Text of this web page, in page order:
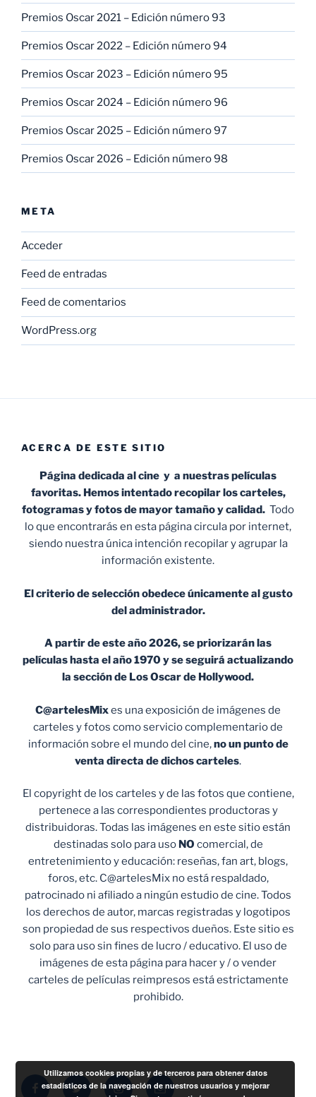
Premios Oscar 2021 – Edición número 93
Premios Oscar 2022 – Edición número 94
Premios Oscar 2023 – Edición número 95
Premios Oscar 2024 – Edición número 96
Premios Oscar 2025 – Edición número 97
Premios Oscar 2026 – Edición número 98
META
Acceder
Feed de entradas
Feed de comentarios
WordPress.org
ACERCA DE ESTE SITIO
Página dedicada al cine y a nuestras películas
favoritas. Hemos intentado recopilar los carteles,
fotogramas y fotos de mayor tamaño y calidad. Todo
lo que encontrarás en esta página circula por internet,
siendo nuestra única intención recopilar y agrupar la
información existente.
El criterio de selección obedece únicamente al gusto
del administrador.
A partir de este año 2026, se priorizarán las
películas hasta el año 1970 y se seguirá actualizando
la sección de Los Oscar de Hollywood.
C@artelesMixes una exposición de imágenes de
carteles y fotos como servicio complementario de
información sobre el mundo del cine,no un punto de
venta directa de dichos carteles.
El copyright de los carteles y de las fotos que contiene,
pertenece a las correspondientes productoras y
distribuidoras. Todas las imágenes en este sitio están
destinadas solo para uso NO comercial, de
entretenimiento y educación: reseñas, fan art, blogs,
foros, etc. C@artelesMix no está respaldado,
patrocinado ni afiliado a ningún estudio de cine. Todos
los derechos de autor, marcas registradas y logotipos
son propiedad de sus respectivos dueños. Este sitio es
solo para uso sin fines de lucro / educativo. El uso de
imágenes de esta página para hacer y / o vender
carteles de películas reimpresos está estrictamente
prohibido.
FacebookTwitter InstagramCorreo
Utilizamos cookies propias y de terceros para obtener datos
estadísticos de la navegación de nuestros usuarios y mejorar